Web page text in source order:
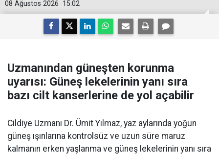
15:02
08 Ağustos 2026
Uzmanından güneşten korunma
uyarısı: Güneş lekelerinin yanı sıra
bazı cilt kanserlerine de yol açabilir
Cildiye Uzmanı Dr. Ümit Yılmaz, yaz aylarında yoğun
güneş ışınlarına kontrolsüz ve uzun süre maruz
kalmanın erken yaşlanma ve güneş lekelerinin yanı sıra